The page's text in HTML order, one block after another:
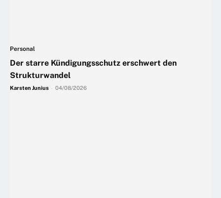
Personal
Der starre Kündigungsschutz erschwert den
Strukturwandel
Karsten Junius 04/08/2026